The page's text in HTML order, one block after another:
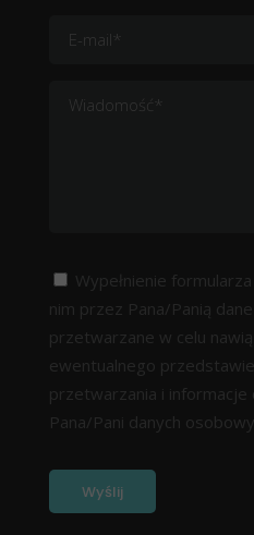
Wypełnienie
nim przez Pana/Panią
przetwarzane w celu
ewentualnego
przetwarzania i
Pana/Pani danych